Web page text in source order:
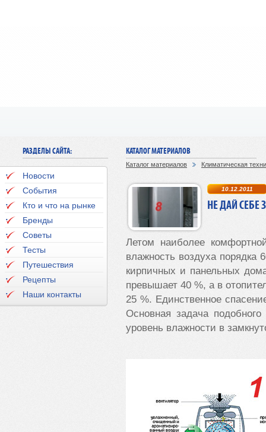
РАЗДЕЛЫ САЙТА:
Новости
События
Кто и что на рынке
Бренды
Советы
Тесты
Путешествия
Рецепты
Наши контакты
КАТАЛОГ МАТЕРИАЛОВ
Каталог материалов Климатическая
10.12.2011
НЕ ДАЙ СЕБЕ
Летом наиболее
влажность воздуха
кирпичных и панельных
превышает 40 %, а в
25 %. Единственное
Основная задача
уровень влажности в